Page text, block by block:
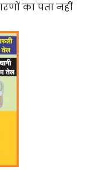
का पता नहीं